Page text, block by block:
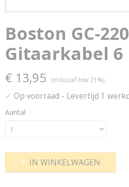
Boston GC-
Gitaarkabel
€ 13,95 (inclusief btw 21%)
✓ Op voorraad - Levertijd 1
Aantal
IN WINKELWAGEN